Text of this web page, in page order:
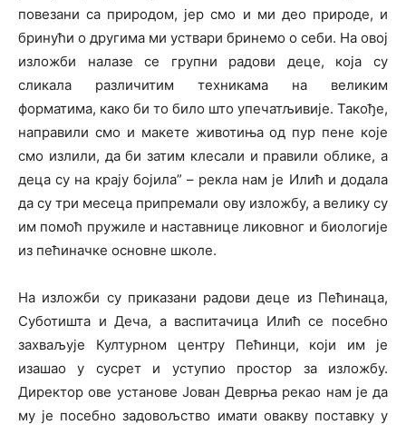
повезани са природом, јер смо и ми део природе, и
бринући о другима ми уствари бринемо о себи. На овој
изложби налазе се групни радови деце, која су
сликала различитим техникама на великим
форматима, како би то било што упечатљивије. Такође,
направили смо и макете животиња од пур пене које
смо излили, да би затим клесали и правили облике, а
деца су на крају бојила” – рекла нам је Илић и додала
да су три месеца припремали ову изложбу, а велику су
им помоћ пружиле и наставнице ликовног и биологије
из пећиначке основне школе.
На изложби су приказани радови деце из Пећинаца,
Суботишта и Деча, а васпитачица Илић се посебно
захваљује Културном центру Пећинци, који им је
изашао у сусрет и уступио простор за изложбу.
Директор ове установе Јован Деврња рекао нам је да
му је посебно задовољство имати овакву поставку у